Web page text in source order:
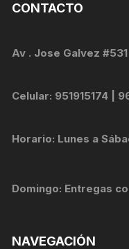
CONTACTO
Av . Jose Galvez
Celular: 951915174 |
Horario: Lunes a
Domingo: Entregas
NAVEGACIÓN